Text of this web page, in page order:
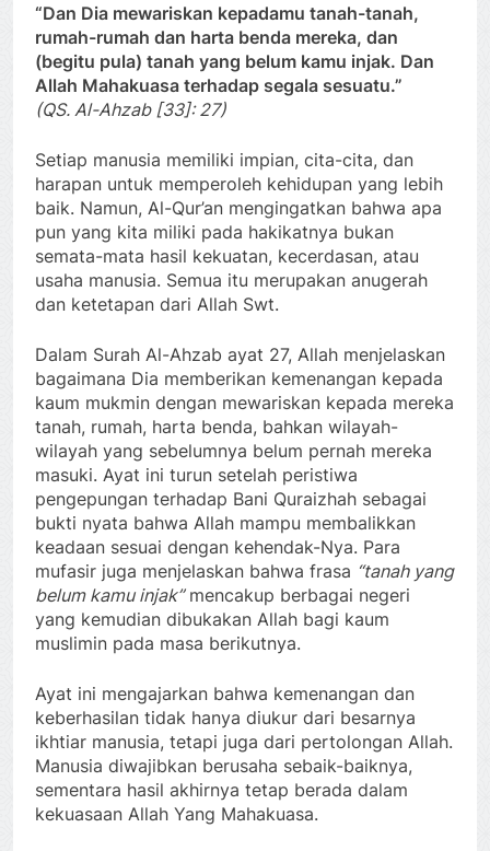
“Dan Dia mewariskan kepadamu tanah-tanah,
rumah-rumah dan harta benda mereka, dan
(begitu pula) tanah yang belum kamu injak. Dan
Allah Mahakuasa terhadap segala sesuatu.”
(QS. Al-Ahzab [33]: 27)
Setiap manusia memiliki impian, cita-cita, dan
harapan untuk memperoleh kehidupan yang lebih
baik. Namun, Al-Qur’an mengingatkan bahwa apa
pun yang kita miliki pada hakikatnya bukan
semata-mata hasil kekuatan, kecerdasan, atau
usaha manusia. Semua itu merupakan anugerah
dan ketetapan dari Allah Swt.
Dalam Surah Al-Ahzab ayat 27, Allah menjelaskan
bagaimana Dia memberikan kemenangan kepada
kaum mukmin dengan mewariskan kepada mereka
tanah, rumah, harta benda, bahkan wilayah-
wilayah yang sebelumnya belum pernah mereka
masuki. Ayat ini turun setelah peristiwa
pengepungan terhadap Bani Quraizhah sebagai
bukti nyata bahwa Allah mampu membalikkan
keadaan sesuai dengan kehendak-Nya. Para
mufasir juga menjelaskan bahwa frasa “tanah yang
belum kamu injak”mencakup berbagai negeri
yang kemudian dibukakan Allah bagi kaum
muslimin pada masa berikutnya.
Ayat ini mengajarkan bahwa kemenangan dan
keberhasilan tidak hanya diukur dari besarnya
ikhtiar manusia, tetapi juga dari pertolongan Allah.
Manusia diwajibkan berusaha sebaik-baiknya,
sementara hasil akhirnya tetap berada dalam
kekuasaan Allah Yang Mahakuasa.